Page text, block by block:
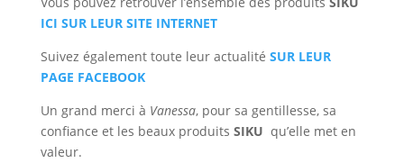
ICI SUR LEUR SITE INTERNET
Suivez également toute leur actualité SUR LEUR
PAGE FACEBOOK
Un grand merci à Vanessa, pour sa gentillesse, sa
confiance et les beaux produits SIKU qu’elle met en
valeur.